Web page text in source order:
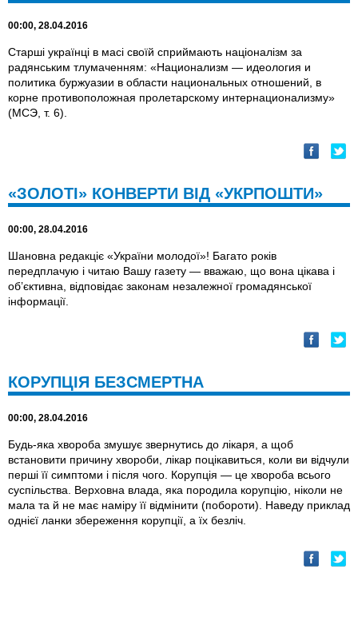
00:00, 28.04.2016
Старші українці в масі своїй сприймають націоналізм за
радянським тлумаченням: «Национализм — идеология и
политика буржуазии в области национальных отношений, в
корне противоположная пролетарскому интернационализму»
(МСЭ, т. 6).
«ЗОЛОТI» КОНВЕРТИ ВIД «УКРПОШТИ»
00:00, 28.04.2016
Шановна редакціє «України молодої»! Багато років
передплачую і читаю Вашу газету — вважаю, що вона цікава і
об’єктивна, відповідає законам незалежної громадянської
інформації.
КОРУПЦIЯ БЕЗСМЕРТНА
00:00, 28.04.2016
Будь-яка хвороба змушує звернутись до лікаря, а щоб
встановити причину хвороби, лікар поцікавиться, коли ви відчули
перші її симптоми і після чого. Корупція — це хвороба всього
суспільства. Верховна влада, яка породила корупцію, ніколи не
мала та й не має наміру її відмінити (побороти). Наведу приклад
однієї ланки збереження корупції, а їх безліч.